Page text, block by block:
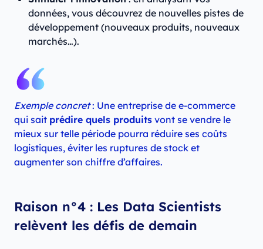
données, vous découvrez de nouvelles pistes de
développement (nouveaux produits, nouveaux
marchés…).
Exemple concret: Une entreprise de e-commerce
qui sait prédire quels produits vont se vendre le
mieux sur telle période pourra réduire ses coûts
logistiques, éviter les ruptures de stock et
augmenter son chiffre d’affaires.
Raison n°4 : Les Data Scientists
relèvent les défis de demain